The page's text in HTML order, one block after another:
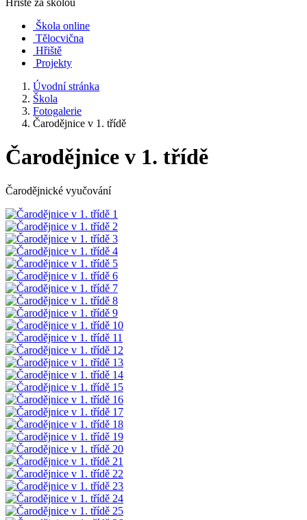
Hřiště za školou
Škola online
Tělocvična
Hřiště
Projekty
Úvodní stránka
Škola
Fotogalerie
Čarodějnice v 1. třídě
Čarodějnice v 1. třídě
Čarodějnické vyučování